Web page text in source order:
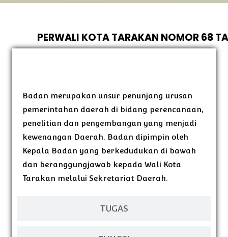
PERWALI KOTA TARAKAN NOMOR 68
TUGAS
Badan merupakan unsur penunjang urusan
pemerintahan daerah di bidang perencanaan,
penelitian dan pengembangan yang menjadi
kewenangan Daerah. Badan dipimpin oleh
Kepala Badan yang berkedudukan di bawah
dan beranggungjawab kepada Wali Kota
Tarakan melalui Sekretariat Daerah.